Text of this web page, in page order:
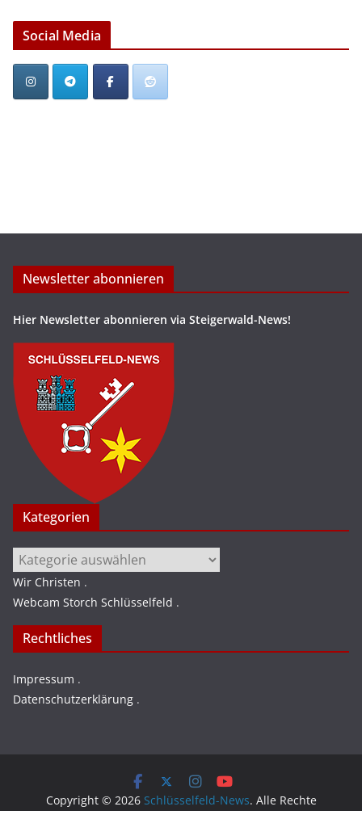
Social Media
Newsletter abonnieren
Hier Newsletter abonnieren via Steigerwald-News!
Kategorien
Kategorien
Wir Christen .
Webcam Storch Schlüsselfeld .
Rechtliches
Impressum .
Datenschutzerklärung .
Copyright © 2026 Schlüsselfeld-News. Alle Rechte